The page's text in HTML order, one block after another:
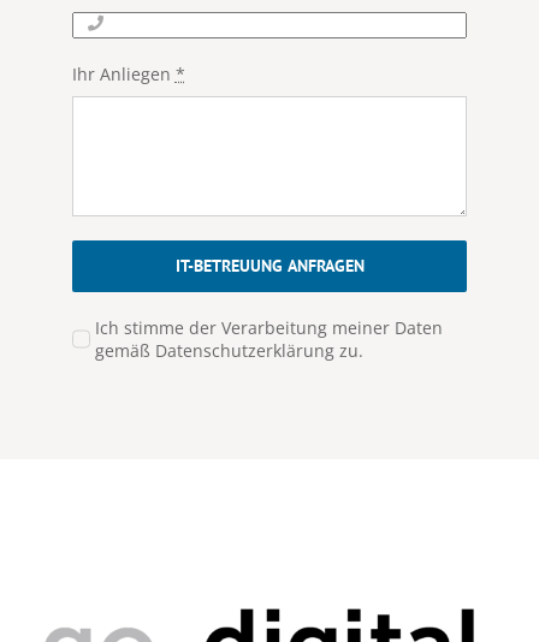
Ihr Anliegen *
IT-BETREUUNG ANFRAGEN
Ich stimme der Verarbeitung meiner Daten
gemäß Datenschutzerklärung zu.